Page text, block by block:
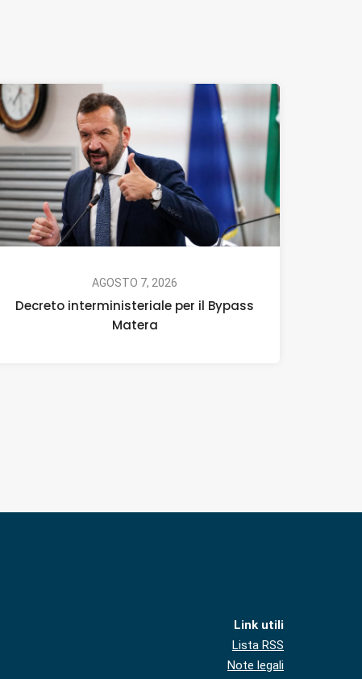
AGOSTO 7, 2026
Decreto interministeriale per il Bypass
Matera
Link utili
Lista RSS
Note legali